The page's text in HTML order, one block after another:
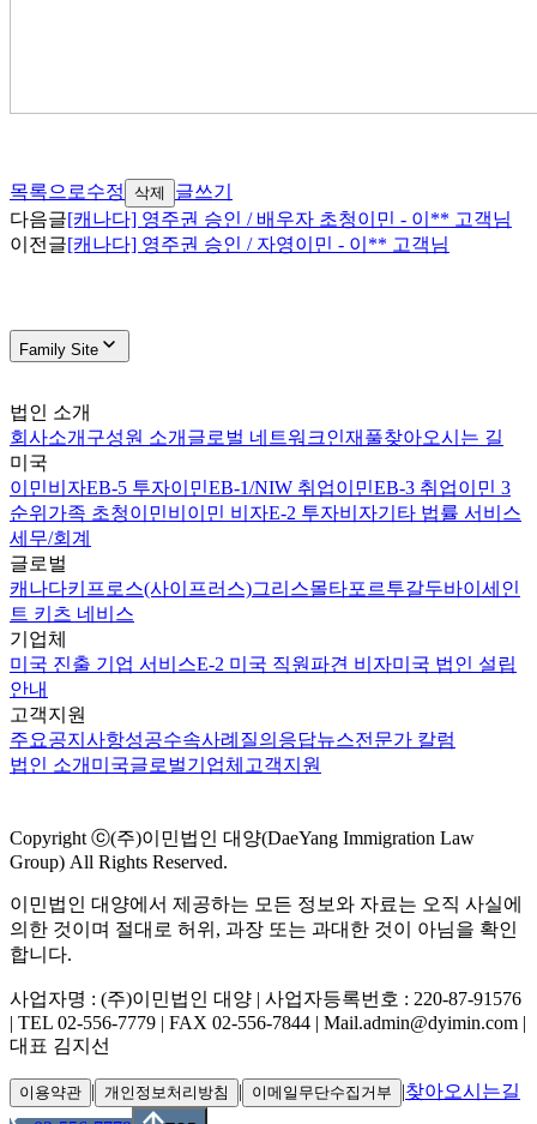
목록으로수정 삭제
글쓰기
다음글[캐나다] 영주권 승인 / 배우자 초청이민 - 이** 고객님
이전글[캐나다] 영주권 승인 / 자영이민 - 이** 고객님
Family Site
법인 소개
회사소개 구성원 소개 글로벌 네트워크인재풀찾아오시는 길
미국
이민비자EB-5 투자이민EB-1/NIW 취업이민EB-3 취업이민 3
순위 가족 초청이민비이민 비자E-2 투자비자기타 법률 서비스
세무/회계
글로벌
캐나다키프로스(사이프러스)그리스몰타포르투갈두바이 세인
트 키츠 네비스
기업체
미국 진출 기업 서비스E-2 미국 직원파견 비자미국 법인 설립
안내
고객지원
주요공지사항성공수속사례 질의응답뉴스전문가 칼럼
법인 소개 미국글로벌기업체 고객지원
Copyright ⓒ(주)이민법인 대양(DaeYang Immigration Law
Group) All Rights Reserved.
이민법인 대양에서 제공하는 모든 정보와 자료는 오직 사실에
의한 것이며 절대로 허위, 과장 또는 과대한 것이 아님을 확인
합니다.
사업자명 : (주)이민법인 대양 | 사업자등록번호 : 220-87-91576
| TEL 02-556-7779 | FAX 02-556-7844 | Mail.admin@dyimin.com |
대표 김지선
이용약관 | 개인정보처리방침 | 이메일무단수집거부 |찾아오시는길